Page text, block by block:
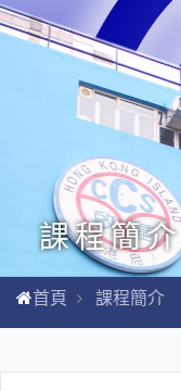
課程簡介
首頁 課程簡介